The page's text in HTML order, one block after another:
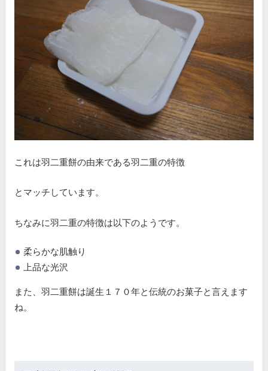
これは羽二重餅の由来である羽二重の特徴
とマッチしています。
ちなみに羽二重の特徴は以下のようです。
柔らかな肌触り
上品な光沢
また、羽二重餅は誕生１７０年と伝統のお菓子と言えます
ね。